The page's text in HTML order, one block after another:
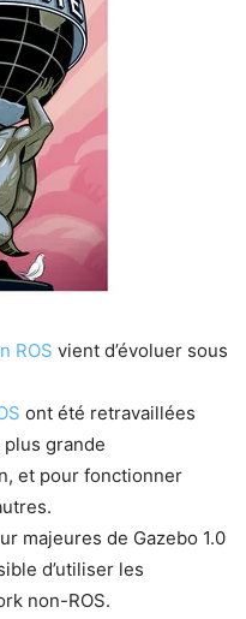
ROS vient d’évoluer sous
ont été retravaillées
grande
et pour fonctionner
majeures de Gazebo 1.0
d’utiliser les
non-ROS.